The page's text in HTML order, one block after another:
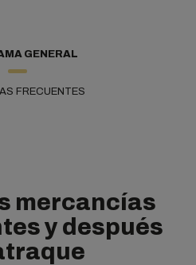
GENERAL
FRECUENTES
mercancías
y después